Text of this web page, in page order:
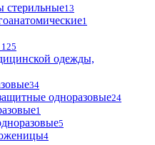
13
1
125
одежды,
34
одноразовые24
1
5
4